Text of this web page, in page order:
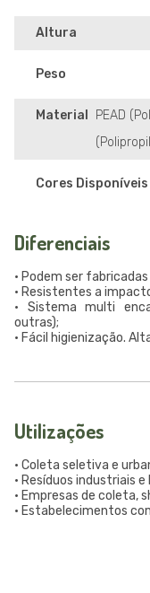
Altura
Peso
Material
PEAD
Cores Disponíveis
Diferenciais
• Podem ser fabricadas
• Resistentes a
• Sistema multi
outras);
• Fácil higienização.
Utilizações
• Coleta seletiva e
• Resíduos industriais
• Empresas de coleta,
• Estabelecimentos